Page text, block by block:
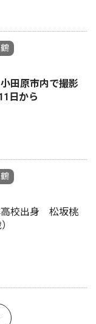
田原市内で撮影
日から
校出身 松坂桃